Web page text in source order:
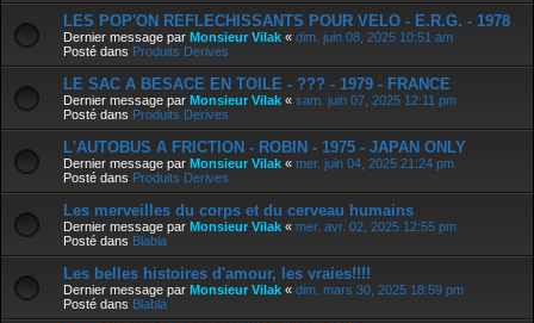
LES POP'ON REFLECHISSANTS POUR VELO - E.R.G. - 1978
Dernier message par Monsieur Vilak « dim. juin 08, 2025 10:51 am
Posté dans Produits Derives
LE SAC A BESACE EN TOILE - ??? - 1979 - FRANCE
Dernier message par Monsieur Vilak « sam. juin 07, 2025 12:11 pm
Posté dans Produits Derives
L'AUTOBUS A FRICTION - ROBIN - 1975 - JAPAN ONLY
Dernier message par Monsieur Vilak « mer. juin 04, 2025 21:24 pm
Posté dans Produits Derives
Les merveilles du corps et du cerveau humains
Dernier message par Monsieur Vilak « mer. avr. 02, 2025 12:55 pm
Posté dans Blabla
Les belles histoires d'amour, les vraies!!!!
Dernier message par Monsieur Vilak « dim. mars 30, 2025 18:59 pm
Posté dans Blabla